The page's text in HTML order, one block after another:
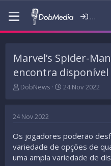
Marvel’s Spider-
encontra disponível
T
r
e
a
s
t
a
DobNews
D
t
d
i
n
í
24 Nov 2022
24 Nov 2022
Os jogadores poderão
variedade de opções de
uma ampla variedade de